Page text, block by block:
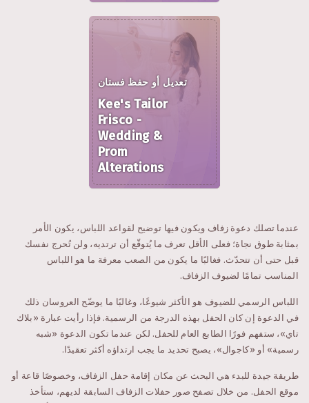
تعديل أو حفظ فستان
Kee's Tailor
Frisco -
Wedding &
Prom
Alterations
عندما تصلك دعوة زفاف ويكون فيها توضيح لقواعد اللباس، يكون الأمر
بمثابة طوق نجاة؛ فعلى الأقل تعرف ما يُتوقّع أن ترتديه، ولن تُحرج نفسك
قبل حتى أن تتحدّث. فغالبًا ما يكون من الصعب معرفة ما هو اللباس
المناسب تمامًا لضيوف الزفاف.
اللباس الرسمي للضيوف هو الأكثر شيوعًا، وغالبًا ما يوضّح العروسان ذلك
في الدعوة إن كان الحفل بهذه الدرجة من الرسمية. فإذا رأيت عبارة «بلاك
تاي»، ستفهم فورًا الطابع العام للحفل. لكن عندما تكون الدعوة «شبه
رسمية» أو «كاجوال»، يصبح تحديد ما يجب ارتداؤه أكثر تعقيدًا.
طريقة جيدة للبدء هي البحث عن مكان إقامة حفل الزفاف، وخصوصًا قاعة أو
موقع الحفل. من خلال تصفح صور حفلات الزفاف السابقة لديهم، ستأخذ